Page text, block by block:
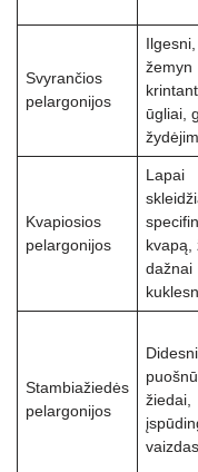
Svyrančios
pelargonijos
Ilgesni,
žemyn
ūgliai,
Kvapiosios
pelargonijos
Lapai
kvapą,
dažnai
Stambiažiedės
pelargonijos
Didesni,
žiedai,
vaizdas